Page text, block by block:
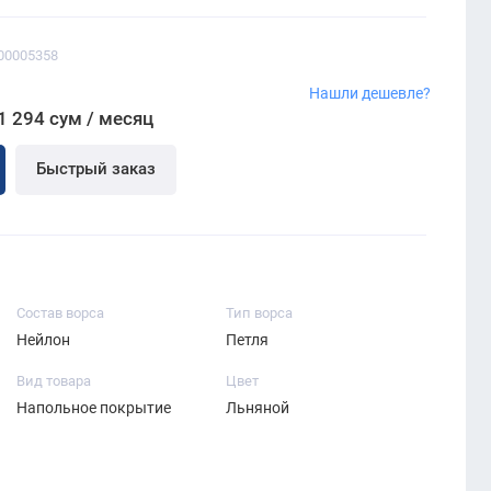
294 сум / месяц
Быстрый заказ
Нашли дешевле?
Состав ворса
Нейлон
Тип ворса
Петля
Вид товара
Напольное покрытие
Цвет
Льняной